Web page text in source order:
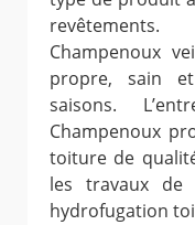
Champenoux
propre, sain
saisons.
Champenoux
toiture de
les travaux de
hydrofugation